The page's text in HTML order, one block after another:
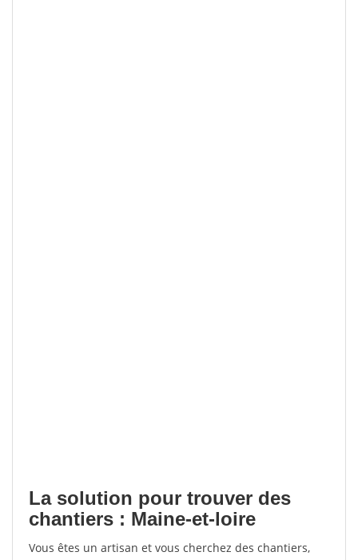
La solution pour trouver des
chantiers : Maine-et-loire
Vous êtes un artisan et vous cherchez des chantiers,